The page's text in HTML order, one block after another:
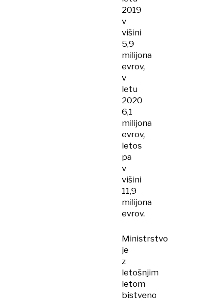
2019
v
višini
5,9
milijona
evrov,
v
letu
2020
6,1
milijona
evrov,
letos
pa
v
višini
11,9
milijona
evrov.
Ministrstvo
je
z
letošnjim
letom
bistveno